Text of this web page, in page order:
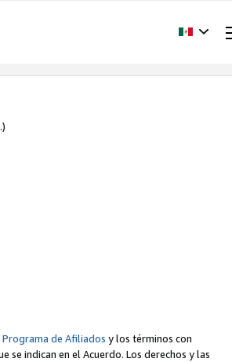
.)
de Afiliados y los términos con
se indican en el Acuerdo. Los derechos y las